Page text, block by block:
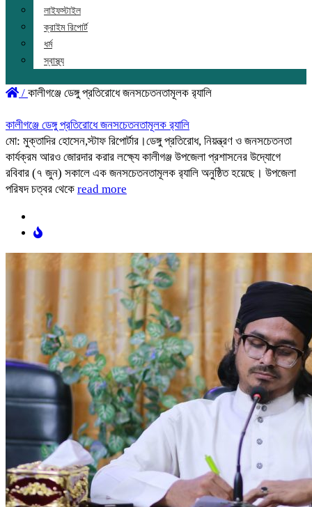
লাইফস্টাইল
ক্রাইম রিপোর্ট
ধর্ম
স্বাস্থ্য
/ কালীগঞ্জে ডেঙ্গু প্রতিরোধে জনসচেতনতামূলক র‌্যালি
কালীগঞ্জে ডেঙ্গু প্রতিরোধে জনসচেতনতামূলক র‌্যালি
মো: মুক্তাদির হোসেন,স্টাফ রিপোর্টার।ডেঙ্গু প্রতিরোধ, নিয়ন্ত্রণ ও জনসচেতনতা
কার্যক্রম আরও জোরদার করার লক্ষ্যে কালীগঞ্জ উপজেলা প্রশাসনের উদ্যোগে
রবিবার (৭ জুন) সকালে এক জনসচেতনতামূলক র‌্যালি অনুষ্ঠিত হয়েছে। উপজেলা
পরিষদ চত্বর থেকে read more